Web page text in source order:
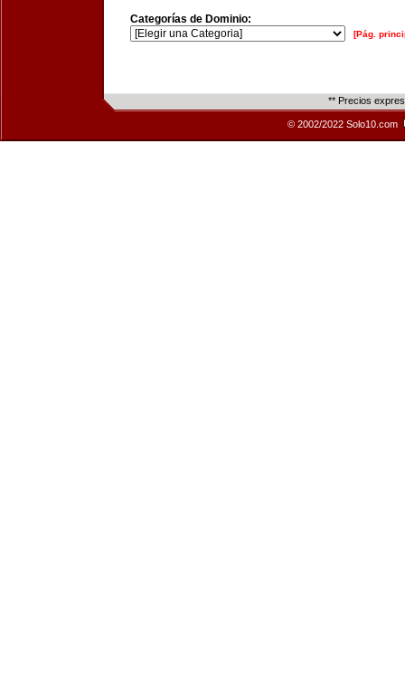
Categorías de Dominio:
[Pág.
** Precios
© 2002/2022 Solo10.com